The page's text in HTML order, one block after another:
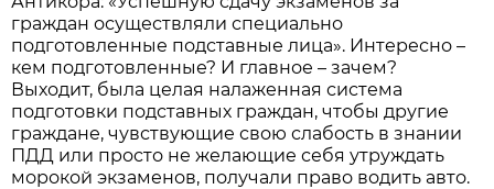
граждан осуществляли специально
подготовленные подставные лица». Интересно –
кем подготовленные? И главное – зачем?
Выходит, была целая налаженная система
подготовки подставных граждан, чтобы другие
граждане, чувствующие свою слабость в знании
ПДД или просто не желающие себя утруждать
морокой экзаменов, получали право водить авто.